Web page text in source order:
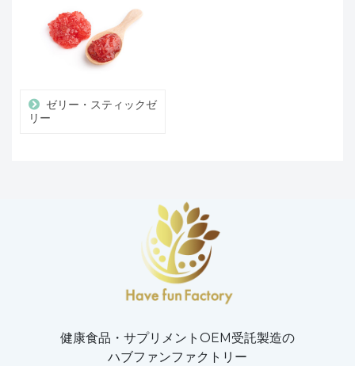
ゼリー・スティックゼ
リー
健康食品・サプリメントOEM受託製造の
ハブファンファクトリー